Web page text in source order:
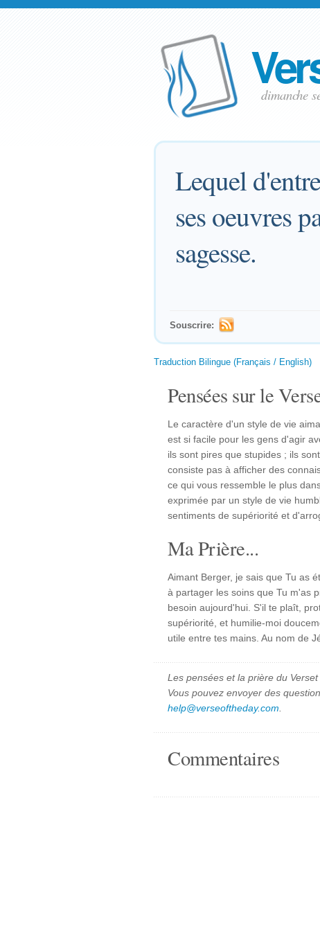
dimanche
Lequel
ses oeuvres
sagesse.
Souscrire:
Traduction Bilingue (Français / English)
Pensées sur le
Le caractère d'un style de vie
est si facile pour les gens d'agir
ils sont pires que stupides ; ils
consiste pas à afficher des
ce qui vous ressemble le plus
exprimée par un style de vie
sentiments de supériorité et
Ma Prière...
Aimant Berger, je sais que Tu as
à partager les soins que Tu m'as
besoin aujourd'hui. S'il te plaît,
supériorité, et humilie-moi
utile entre tes mains. Au nom de
Les pensées et la prière du
Vous pouvez envoyer des
help@verseoftheday.com
Commentaires